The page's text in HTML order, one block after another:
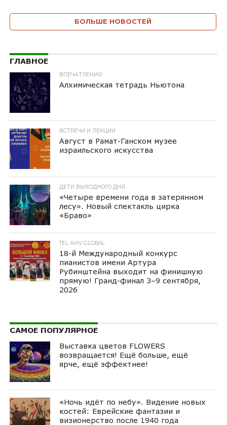
БОЛЬШЕ НОВОСТЕЙ
ГЛАВНОЕ
ВПЕЧАТЛЕНИЯ
Алхимическая тетрадь Ньютона
ВСТРЕЧИ И ЛЕКЦИИ
Август в Рамат-Ганском музее
израильского искусства
ДЕТИ ВЫХОДНОГО ДНЯ
«Четыре времени года в затерянном
лесу». Новый спектакль цирка
«Браво»
TEL AVIV GLOBAL
18-й Международный конкурс
пианистов имени Артура
Рубинштейна выходит на финишную
прямую! Гранд-финал 3–9 сентября,
2026
САМОЕ ПОПУЛЯРНОЕ
Выставка цветов FLOWERS
возвращается! Ещё больше, ещё
ярче, ещё эффектнее!
«Ночь идёт по небу». Видение новых
костей: Еврейские фантазии и
визионерство после 1940 года